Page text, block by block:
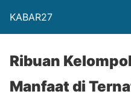
KABAR27
Ribuan
Manfaat di